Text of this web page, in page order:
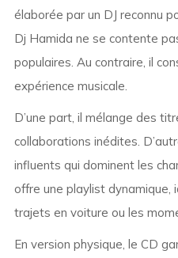
élaborée par un DJ reconnu
Dj Hamida ne se contente
populaires. Au contraire, il
expérience musicale.
D’une part, il mélange des
collaborations inédites.
influents qui dominent les
offre une playlist dynamique,
trajets en voiture ou les
En version physique, le CD